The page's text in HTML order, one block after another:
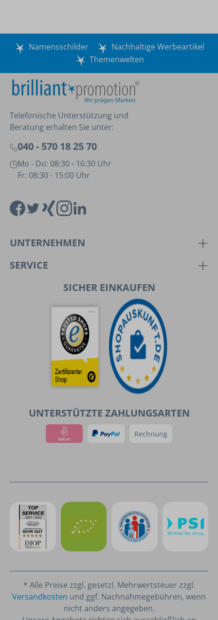
Namensschilder
Nachhaltige Werbeartikel
Themenwelten
Telefonische Unterstützung und
Beratung erhalten Sie unter:
040 - 570 18 25 70
Mo - Do: 08:30 - 16:30 Uhr
Fr: 08:30 - 15:00 Uhr
UNTERNEHMEN
SERVICE
SICHER EINKAUFEN
UNTERSTÜTZTE ZAHLUNGSARTEN
Rechnung
* Alle Preise zzgl. gesetzl. Mehrwertsteuer zzgl.
Versandkosten und ggf. Nachnahmegebühren, wenn
nicht anders angegeben.